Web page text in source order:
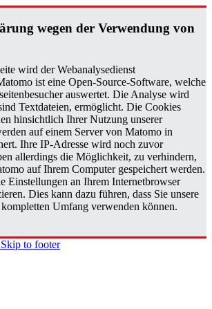
wegen der Ver­wen­dung von
wird der Webanalysedienst
ist eine Open-Source-Software, welche
auswertet. Die Analyse wird
Textdateien, ermöglicht. Die Cookies
hinsichtlich Ihrer Nutzung unserer
auf einem Server von Matomo in
Ihre IP-Adresse wird noch zuvor
allerdings die Möglichkeit, zu verhindern,
auf Ihrem Computer gespeichert werden.
Einstellungen an Ihrem Internetbrowser
Dies kann dazu führen, dass Sie unsere
Umfang verwenden können.
Skip to footer